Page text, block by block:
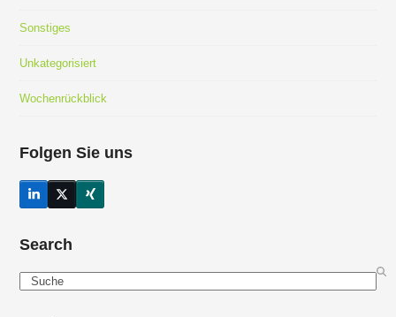
Sonstiges
Unkategorisiert
Wochenrückblick
Folgen Sie uns
LinkedInTwitter
(deprecated)
Xing
Search
Search